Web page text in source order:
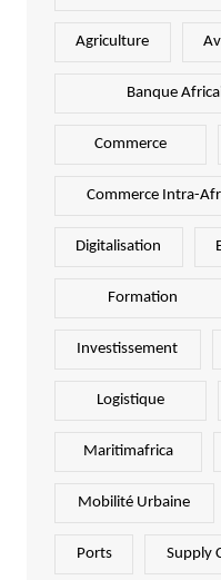
Agriculture
Banque
Commerce
Commerce Intra-
Digitalisation
Formation
Investissement
Logistique
Maritimafrica
Mobilité Urbaine
Ports Supply